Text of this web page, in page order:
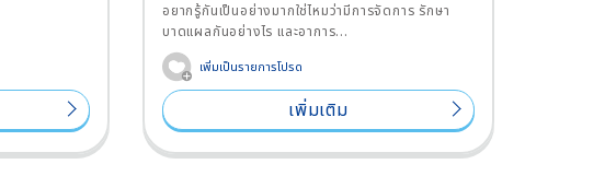
อยากรู้กันเป็นอย่างมากใช่ไหมว่ามีการจัดการ รักษา
บาดแผลกันอย่างไร และอาการ...
เพิ่มเป็นรายการโปรด
เพิ่มเติม